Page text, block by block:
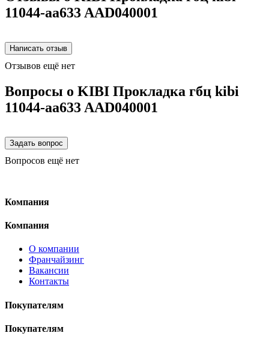
11044-aa633 AAD040001
Отзывов ещё нет
Вопросы о KIBI Прокладка гбц kibi
11044-aa633 AAD040001
Вопросов ещё нет
Компания
Компания
О компании
Франчайзинг
Вакансии
Контакты
Покупателям
Покупателям